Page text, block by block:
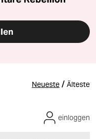
Neueste / Älteste
einloggen